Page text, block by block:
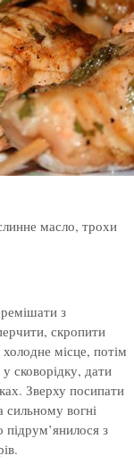
масло, трохи
з
скропити
місце, потім
сковорідку, дати
Зверху посипати
вогні
з